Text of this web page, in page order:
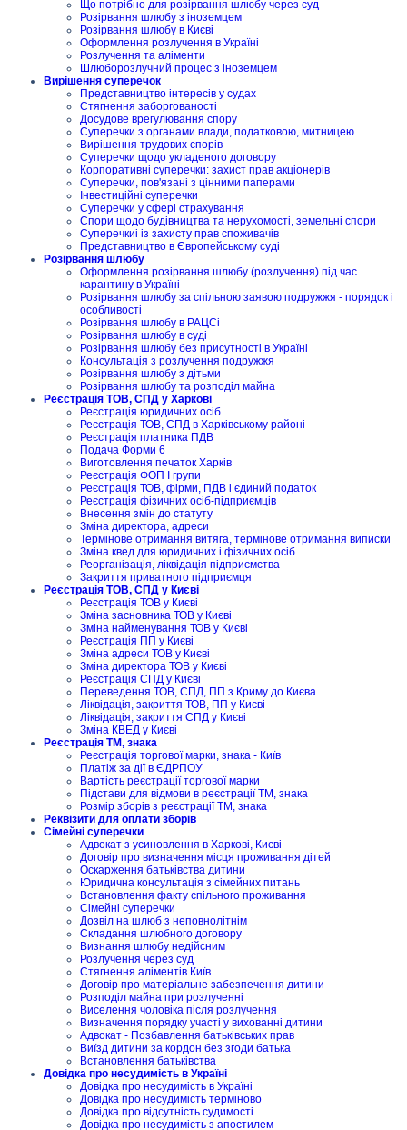
Що потрібно для розірвання шлюбу через суд
Розірвання шлюбу з іноземцем
Розірвання шлюбу в Києві
Оформлення розлучення в Україні
Розлучення та аліменти
Шлюборозлучний процес з іноземцем
Вирішення суперечок
Представництво інтересів у судах
Стягнення заборгованості
Досудове врегулювання спору
Суперечки з органами влади, податковою, митницею
Вирішення трудових спорів
Суперечки щодо укладеного договору
Корпоративні суперечки: захист прав акціонерів
Суперечки, пов'язані з цінними паперами
Інвестиційні суперечки
Суперечки у сфері страхування
Спори щодо будівництва та нерухомості, земельні спори
Суперечкиі із захисту прав споживачів
Представництво в Європейському суді
Розірвання шлюбу
Оформлення розірвання шлюбу (розлучення) під час
карантину в Україні
Розірвання шлюбу за спільною заявою подружжя - порядок і
особливості
Розірвання шлюбу в РАЦСі
Розірвання шлюбу в суді
Розірвання шлюбу без присутності в Україні
Консультація з розлучення подружжя
Розірвання шлюбу з дітьми
Розірвання шлюбу та розподіл майна
Реєстрація ТОВ, СПД у Харкові
Реєстрація юридичних осіб
Реєстрація ТОВ, СПД в Харківському районі
Реєстрація платника ПДВ
Подача Форми 6
Виготовлення печаток Харків
Реєстрація ФОП I групи
Реєстрація ТОВ, фірми, ПДВ і єдиний податок
Реєстрація фізичних осіб-підприємців
Внесення змін до статуту
Зміна директора, адреси
Термінове отримання витяга, термінове отримання виписки
Зміна квед для юридичних і фізичних осіб
Реорганізація, ліквідація підприємства
Закриття приватного підприємця
Реєстрація ТОВ, СПД у Києві
Реєстрація ТОВ у Києві
Зміна засновника ТОВ у Києві
Зміна найменування ТОВ у Києві
Реєстрація ПП у Києві
Зміна адреси ТОВ у Києві
Зміна директора ТОВ у Києві
Реєстрація СПД у Києві
Переведення ТОВ, СПД, ПП з Криму до Києва
Ліквідація, закриття ТОВ, ПП у Києві
Ліквідація, закриття СПД у Києві
Зміна КВЕД у Києві
Реєстрація ТМ, знака
Реєстрація торгової марки, знака - Київ
Платіж за дії в ЄДРПОУ
Вартість реєстрації торгової марки
Підстави для відмови в реєстрації ТМ, знака
Розмір зборів з реєстрації ТМ, знака
Реквізити для оплати зборів
Сімейні суперечки
Адвокат з усиновлення в Харкові, Києві
Договір про визначення місця проживання дітей
Оскарження батьківства дитини
Юридична консультація з сімейних питань
Встановлення факту спільного проживання
Сімейні суперечки
Дозвіл на шлюб з неповнолітнім
Складання шлюбного договору
Визнання шлюбу недійсним
Розлучення через суд
Стягнення аліментів Київ
Договір про матеріальне забезпечення дитини
Розподіл майна при розлученні
Виселення чоловіка після розлучення
Визначення порядку участі у вихованні дитини
Адвокат - Позбавлення батьківських прав
Виїзд дитини за кордон без згоди батька
Встановлення батьківства
Довідка про несудимість в Україні
Довідка про несудимість в Україні
Довідка про несудимість терміново
Довідка про відсутність судимості
Довідка про несудимість з апостилем